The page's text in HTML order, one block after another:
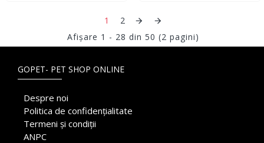
1
2
Afişare 1 - 28 din 50 (2 pagini)
GOPET- PET SHOP ONLINE
Despre noi
Politica de confidențialitate
Termeni și condiții
ANPC